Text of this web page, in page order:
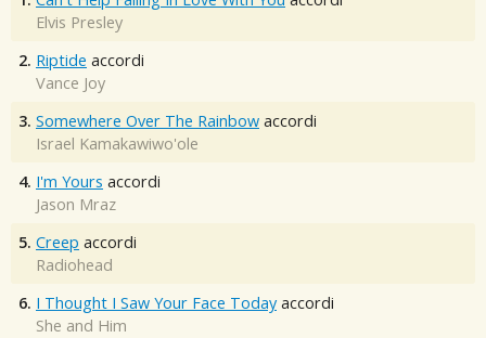
Elvis Presley
2. Riptide accordi
Vance Joy
3. Somewhere Over The Rainbow accordi
Israel Kamakawiwo'ole
4. I'm Yours accordi
Jason Mraz
5. Creep accordi
Radiohead
6. I Thought I Saw Your Face Today accordi
She and Him